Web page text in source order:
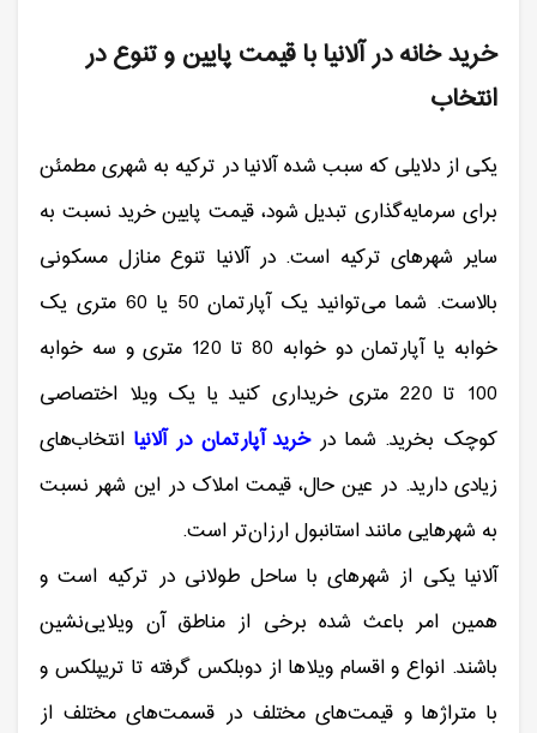
خرید خانه در آلانیا با قیمت پایین و تنوع در
انتخاب
یکی از دلایلی که سبب شده آلانیا در ترکیه به شهری مطمئن
برای سرمایه‌گذاری تبدیل شود، قیمت پایین خرید نسبت به
سایر شهرهای ترکیه است. در آلانیا تنوع منازل مسکونی
بالاست. شما می‌توانید یک آپارتمان 50 یا 60 متری یک
خوابه یا آپارتمان دو خوابه 80 تا 120 متری و سه خوابه
100 تا 220 متری خریداری کنید یا یک ویلا اختصاصی
کوچک بخرید. شما درخرید آپارتمان در آلانیا انتخاب‌های
زیادی دارید. در عین حال، قیمت املاک در این شهر نسبت
به شهرهایی مانند استانبول ارزان‌تر است.
آلانیا یکی از شهرهای با ساحل طولانی در ترکیه است و
همین امر باعث شده برخی از مناطق آن ویلایی‌نشین
باشند. انواع و اقسام ویلاها از دوبلکس گرفته تا تریپلکس و
با متراژها و قیمت‌های مختلف در قسمت‌های مختلف از